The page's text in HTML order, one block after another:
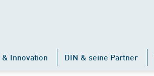
Innovation DIN & seine Partner